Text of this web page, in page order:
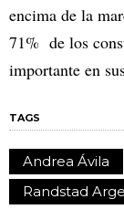
encima de la
71% de los
importante en
TAGS
Andrea Ávila
Randstad